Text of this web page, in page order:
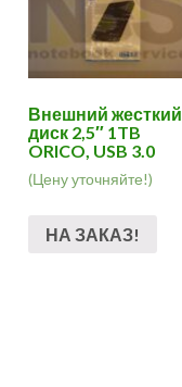
Внешний жесткий
диск 2,5″ 1TB
ORICO, USB 3.0
(Цену уточняйте!)
НА ЗАКАЗ!